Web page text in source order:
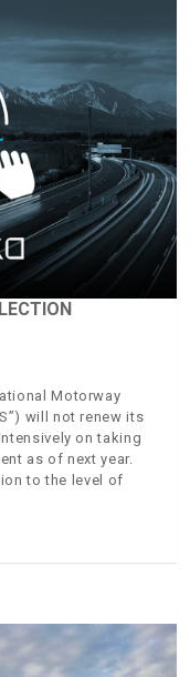
Motorway
will not renew its
on taking
as of next year.
to the level of